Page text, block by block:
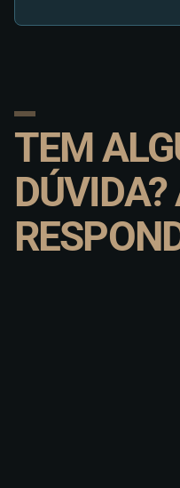
TEM
DÚVIDA?